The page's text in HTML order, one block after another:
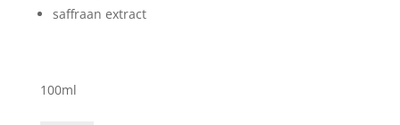
saffraan extract
100ml